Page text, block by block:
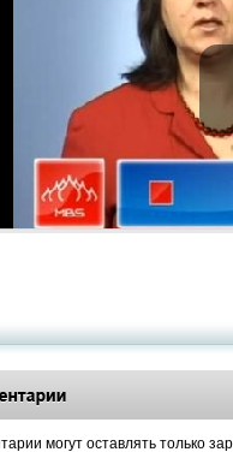
могут оставлять только